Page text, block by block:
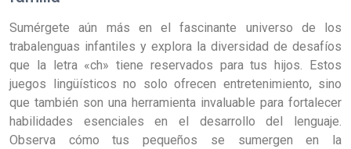
Sumérgete aún más en el fascinante universo de los
trabalenguas infantiles y explora la diversidad de desafíos
que la letra «ch» tiene reservados para tus hijos. Estos
juegos lingüísticos no solo ofrecen entretenimiento, sino
que también son una herramienta invaluable para fortalecer
habilidades esenciales en el desarrollo del lenguaje.
Observa cómo tus pequeños se sumergen en la